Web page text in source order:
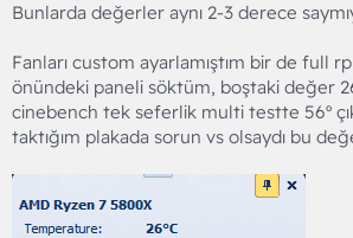
Bunlarda değerler aynı 2-3 derece
Fanları custom ayarlamıştım bir de full
önündeki paneli söktüm, boştaki değer
cinebench tek seferlik multi testte 56º
taktığım plakada sorun vs olsaydı bu